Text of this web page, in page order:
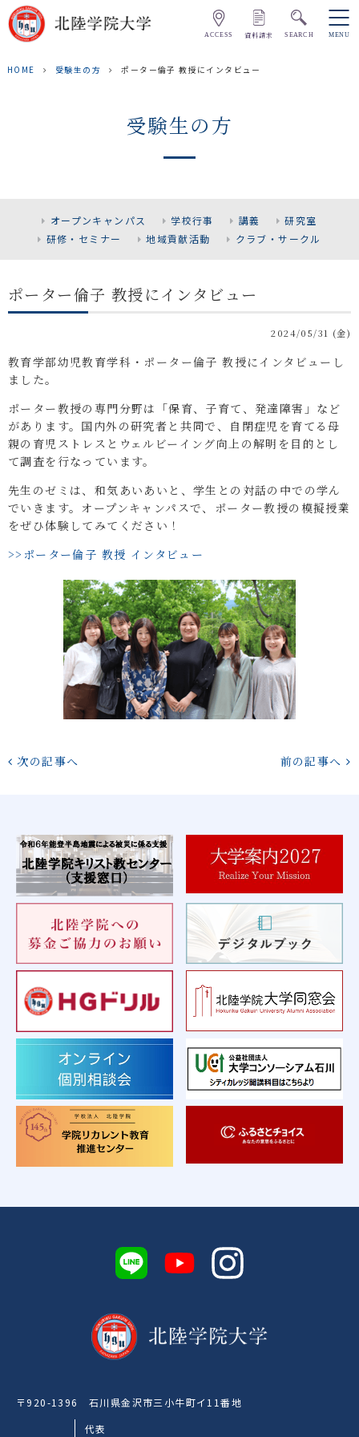
ACCESS 資料請求 SEARCH MENU
HOME 受験生の方 ポーター倫子 教授にインタビュー
受験生の方
オープンキャンパス 学校行事 講義
研究室
研修・セミナー
地域貢献活動 クラブ・サークル
ポーター倫子 教授にインタビュー
2024/05/31 (金)
教育学部幼児教育学科・ポーター倫子 教授にインタビューし
ました。
ポーター教授の専門分野は「保育、子育て、発達障害」など
があります。国内外の研究者と共同で、自閉症児を育てる母
親の育児ストレスとウェルビーイング向上の解明を目的とし
て調査を行なっています。
先生のゼミは、和気あいあいと、学生との対話の中での学ん
でいきます。オープンキャンパスで、ポーター教授の模擬授業
をぜひ体験してみてください！
>>ポーター倫子 教授 インタビュー
次の記事へ 前の記事へ
〒920-1396 石川県金沢市三小牛町イ11番地
代表